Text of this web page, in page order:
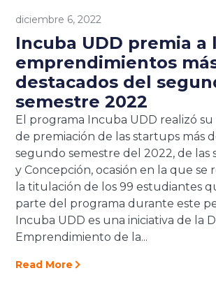
diciembre 6, 2022
Incuba UDD premia a
emprendimientos
destacados del
semestre 2022
El programa Incuba UDD realizó
de premiación de las startups más
segundo semestre del 2022, de las
y Concepción, ocasión en la que se
la titulación de los 99 estudiantes
parte del programa durante este
Incuba UDD es una iniciativa de la
Emprendimiento de la...
Read More